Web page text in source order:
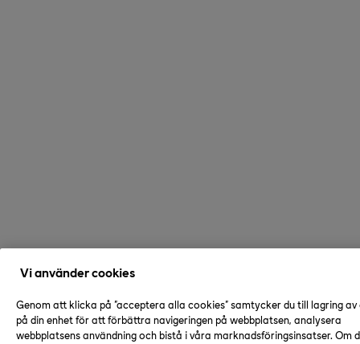
Vi använder cookies
Genom att klicka på "acceptera alla cookies" samtycker du till lagring av
på din enhet för att förbättra navigeringen på webbplatsen, analysera
webbplatsens användning och bistå i våra marknadsföringsinsatser. Om